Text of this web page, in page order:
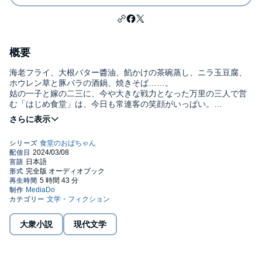
概要
海老フライ、大根バター醬油、餡かけの茶碗蒸し、ニラ玉豆腐、
ホウレン草と豚バラの酒鍋、焼きそば……。
姑の一子と嫁の二三に、今や大きな戦力となった万里の三人で営
む「はじめ食堂」は、今日も常連客の笑顔がいっぱい。
そんなある日、二三の娘・要が、最近毎日のようにランチに現れ
る男性を見て
心も身体も幸せになる、続々重版の大人気人情食堂シリーズ、第
五弾。文庫オリジナル。©Eiko Yamaguchi Published in Japan by
Kadokawa Haruki Corporation. (P). MEDIA DO Co.,Ltd.
大衆小説 現代文学